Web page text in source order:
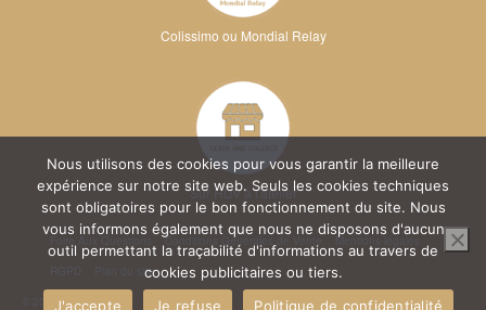
Colissimo ou Mondial Relay
Sur RDV à l'atelier
Conditions Générales de Vente
Mentions légales
Plan du site
© 2026 Kréa Broderie
Nous utilisons des cookies pour vous garantir la meilleure
expérience sur notre site web. Seuls les cookies techniques
sont obligatoires pour le bon fonctionnement du site. Nous
vous informons également que nous ne disposons d'aucun
outil permettant la traçabilité d'informations au travers de
cookies publicitaires ou tiers.
J'accepte
Je refuse Politique de confidentialité